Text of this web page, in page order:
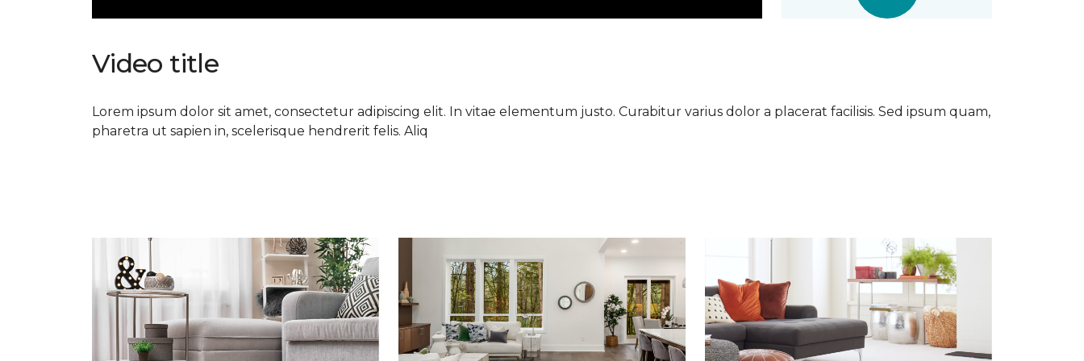
Video title
Lorem ipsum dolor sit amet, consectetur adipiscing elit. In vitae elementum justo. Curabitur varius dolor a placerat facilisis. Sed ipsum quam,
pharetra ut sapien in, scelerisque hendrerit felis. Aliq